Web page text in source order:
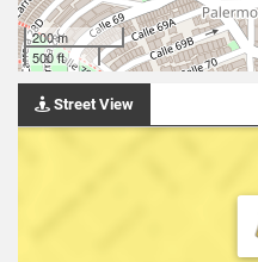
200 m
500 ft
Street View